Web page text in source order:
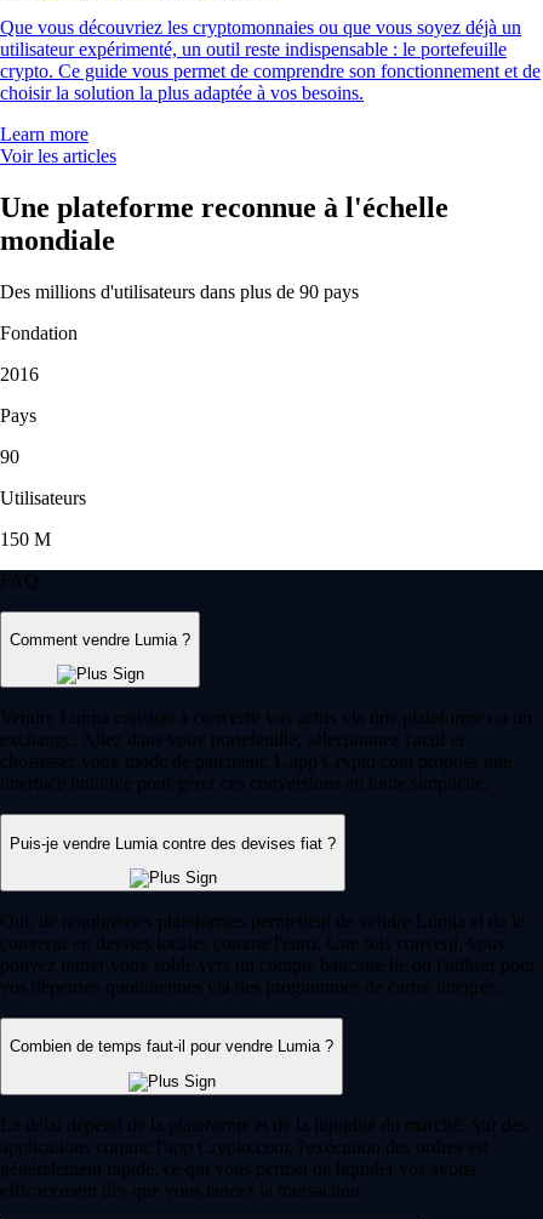
Que vous découvriez les cryptomonnaies ou que vous soyez déjà un
utilisateur expérimenté, un outil reste indispensable : le portefeuille
crypto. Ce guide vous permet de comprendre son fonctionnement et de
choisir la solution la plus adaptée à vos besoins.
Learn more
Voir les articles
Une plateforme reconnue à l'échelle
mondiale
Des millions d'utilisateurs dans plus de 90 pays
Fondation
2016
Pays
90
Utilisateurs
150 M
FAQ
Comment vendre Lumia ?
Vendre Lumia consiste à convertir vos actifs via une plateforme ou un
exchange. Allez dans votre portefeuille, sélectionnez l'actif et
choisissez votre mode de paiement. L'app Crypto.com propose une
interface intuitive pour gérer ces conversions en toute simplicité.
Puis-je vendre Lumia contre des devises fiat ?
Oui, de nombreuses plateformes permettent de vendre Lumia et de le
convertir en devises locales comme l'euro. Une fois converti, vous
pouvez retirer votre solde vers un compte bancaire lié ou l'utiliser pour
vos dépenses quotidiennes via des programmes de cartes intégrés.
Combien de temps faut-il pour vendre Lumia ?
Le délai dépend de la plateforme et de la liquidité du marché. Sur des
applications comme l'app Crypto.com, l'exécution des ordres est
généralement rapide, ce qui vous permet de liquider vos avoirs
efficacement dès que vous lancez la transaction.